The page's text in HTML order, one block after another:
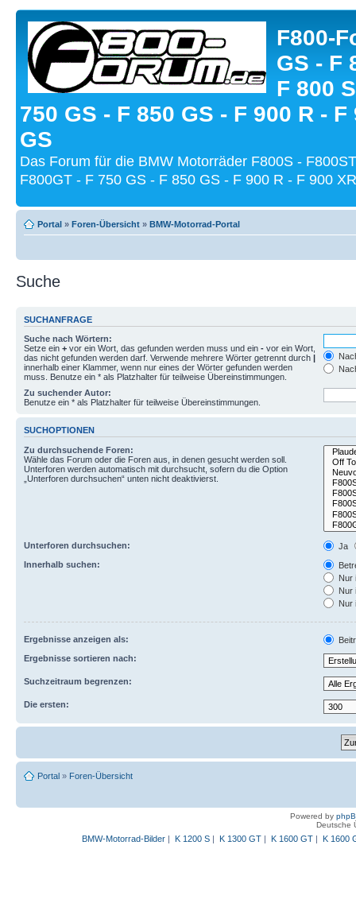
F800-
GS - F
F 800
750 GS - F 850 GS - F 900 R - F
GS
Das Forum für die BMW Motorräder F800S -
F800GT - F 750 GS - F 850 GS - F 900 R - F 900
Portal » Foren-Übersicht » BMW-Motorrad-Portal
Suche
SUCHANFRAGE
Suche nach Wörtern:
Setze ein + vor ein Wort, das gefunden werden muss und ein - vor ein Wort,
das nicht gefunden werden darf. Verwende mehrere Wörter getrennt durch |
innerhalb einer Klammer, wenn nur eines der Wörter gefunden werden
muss. Benutze ein * als Platzhalter für teilweise Übereinstimmungen.
Zu suchender Autor:
Benutze ein * als Platzhalter für teilweise Übereinstimmungen.
SUCHOPTIONEN
Zu durchsuchende Foren:
Wähle das Forum oder die Foren aus, in denen gesucht werden soll.
Unterforen werden automatisch mit durchsucht, sofern du die Option
„Unterforen durchsuchen“ unten nicht deaktivierst.
Unterforen durchsuchen:
Ja
Innerhalb suchen:
Nur
Nur
Nur
Ergebnisse anzeigen als:
Ergebnisse sortieren nach:
Suchzeitraum begrenzen:
Die ersten:
Portal » Foren-Übersicht
Powered by
Deutsche
BMW-Motorrad-Bilder| K 1200 S| K 1300 GT| K 1600 GT| K 1600